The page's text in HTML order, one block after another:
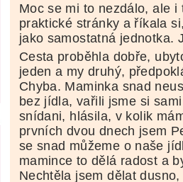
Moc se mi to nezdálo, ale
praktické stránky a říkala
jako samostatná jednotka.
Cesta proběhla dobře,
jeden a my druhý,
Chyba. Maminka snad
bez jídla, vařili jsme si
snídani, hlásila, v kolik
prvních dvou dnech jsem
se snad můžeme o naše
mamince to dělá radost a
Nechtěla jsem dělat